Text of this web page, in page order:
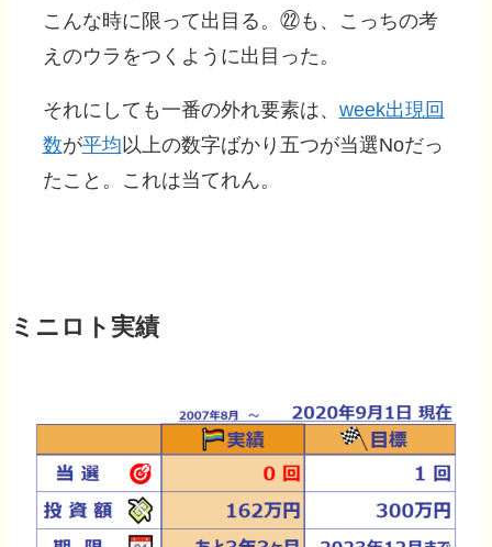
こんな時に限って出目る。㉒も、こっちの考
えのウラをつくように出目った。
それにしても一番の外れ要素は、 week出現回
数が平均 以上の数字ばかり五つが当選Noだっ
たこと。これは当てれん。
ミニロト実績